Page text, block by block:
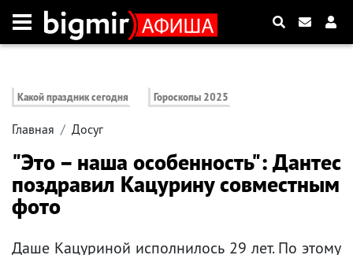
Какой праздник сегодня Гороскопы 2025
Главная Досуг
"Это – наша особенность": Дантес
поздравил Кацурину совместным
фото
Даше Кацуриной исполнилось 29 лет. По этому